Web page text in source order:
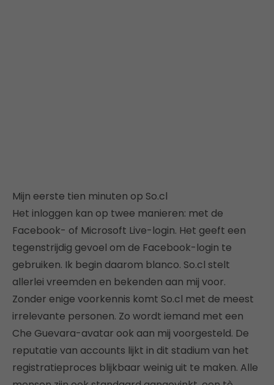
Mijn eerste tien minuten op So.cl
Het inloggen kan op twee manieren: met de
Facebook- of Microsoft Live-login. Het geeft een
tegenstrijdig gevoel om de Facebook-login te
gebruiken. Ik begin daarom blanco. So.cl stelt
allerlei vreemden en bekenden aan mij voor.
Zonder enige voorkennis komt So.cl met de meest
irrelevante personen. Zo wordt iemand met een
Che Guevara-avatar ook aan mij voorgesteld. De
reputatie van accounts lijkt in dit stadium van het
registratieproces blijkbaar weinig uit te maken. Alle